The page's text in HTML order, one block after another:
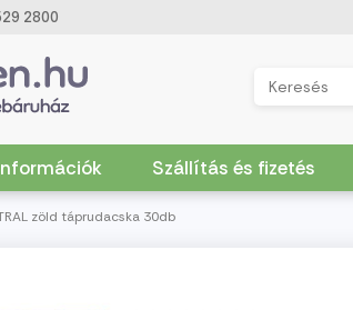
2800
Szállítás és fizetés
zöld táprudacska 30db